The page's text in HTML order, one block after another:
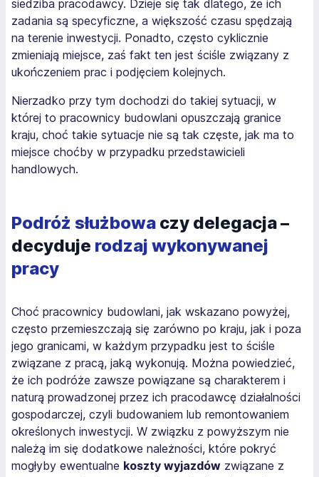
siedziba pracodawcy. Dzieje się tak dlatego, że ich
zadania są specyficzne, a większość czasu spędzają
na terenie inwestycji. Ponadto, często cyklicznie
zmieniają miejsce, zaś fakt ten jest ściśle związany z
ukończeniem prac i podjęciem kolejnych.
Nierzadko przy tym dochodzi do takiej sytuacji, w
której to pracownicy budowlani opuszczają granice
kraju, choć takie sytuacje nie są tak częste, jak ma to
miejsce choćby w przypadku przedstawicieli
handlowych.
Podróż służbowa czy delegacja –
decyduje rodzaj wykonywanej
pracy
Choć pracownicy budowlani, jak wskazano powyżej,
często przemieszczają się zarówno po kraju, jak i poza
jego granicami, w każdym przypadku jest to ściśle
związane z pracą, jaką wykonują. Można powiedzieć,
że ich podróże zawsze powiązane są charakterem i
naturą prowadzonej przez ich pracodawcę działalności
gospodarczej, czyli budowaniem lub remontowaniem
określonych inwestycji. W związku z powyższym nie
należą im się dodatkowe należności, które pokryć
mogłyby ewentualne koszty wyjazdów związane z